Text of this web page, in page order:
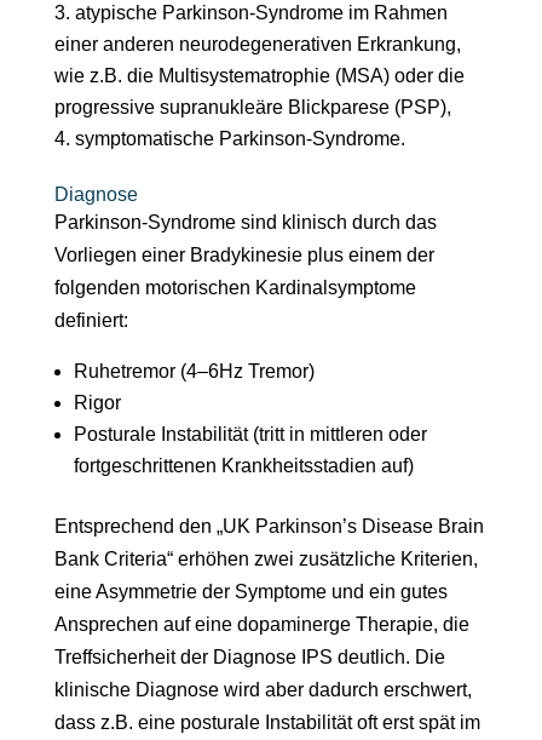
atypische Parkinson-Syndrome im Rahmen
einer anderen neurodegenerativen Erkrankung,
wie z.B. die Multisystematrophie (MSA) oder die
progressive supranukleäre Blickparese (PSP),
symptomatische Parkinson-Syndrome.
Diagnose
Parkinson-Syndrome sind klinisch durch das
Vorliegen einer Bradykinesie plus einem der
folgenden motorischen Kardinalsymptome
definiert:
Ruhetremor (4–6Hz Tremor)
Rigor
Posturale Instabilität (tritt in mittleren oder
fortgeschrittenen Krankheitsstadien auf)
Entsprechend den „UK Parkinson’s Disease Brain
Bank Criteria“ erhöhen zwei zusätzliche Kriterien,
eine Asymmetrie der Symptome und ein gutes
Ansprechen auf eine dopaminerge Therapie, die
Treffsicherheit der Diagnose IPS deutlich. Die
klinische Diagnose wird aber dadurch erschwert,
dass z.B. eine posturale Instabilität oft erst spät im